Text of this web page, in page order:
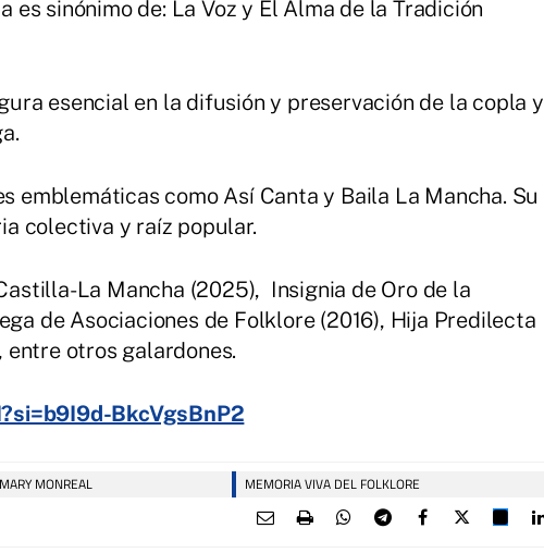
es sinónimo de: La Voz y El Alma de la Tradición
esencial en la difusión y preservación de la copla y
emblemáticas como Así Canta y Baila La Mancha. Su
colectiva y raíz popular.
La Mancha (2025), Insignia de Oro de la
de Asociaciones de Folklore (2016), Hija Predilecta
entre otros galardones.
BkcVgsBnP2
MARY MONREAL MEMORIA VIVA DEL FOLKLORE